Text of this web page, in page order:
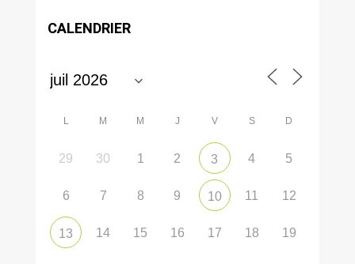
CALENDRIER
L M M J V S D
29 30 1 2 3 4 5
6 7 8 9 10 11 12
13 14 15 16 17 18 19